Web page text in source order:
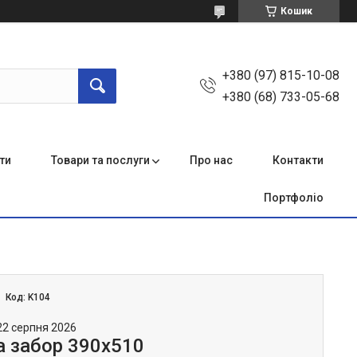
Кошик
+380 (97) 815-10-08
+380 (68) 733-05-68
Товари та послуги Про нас Контакти
Портфоліо
Код: K104
серпня 2026
забор 390х510